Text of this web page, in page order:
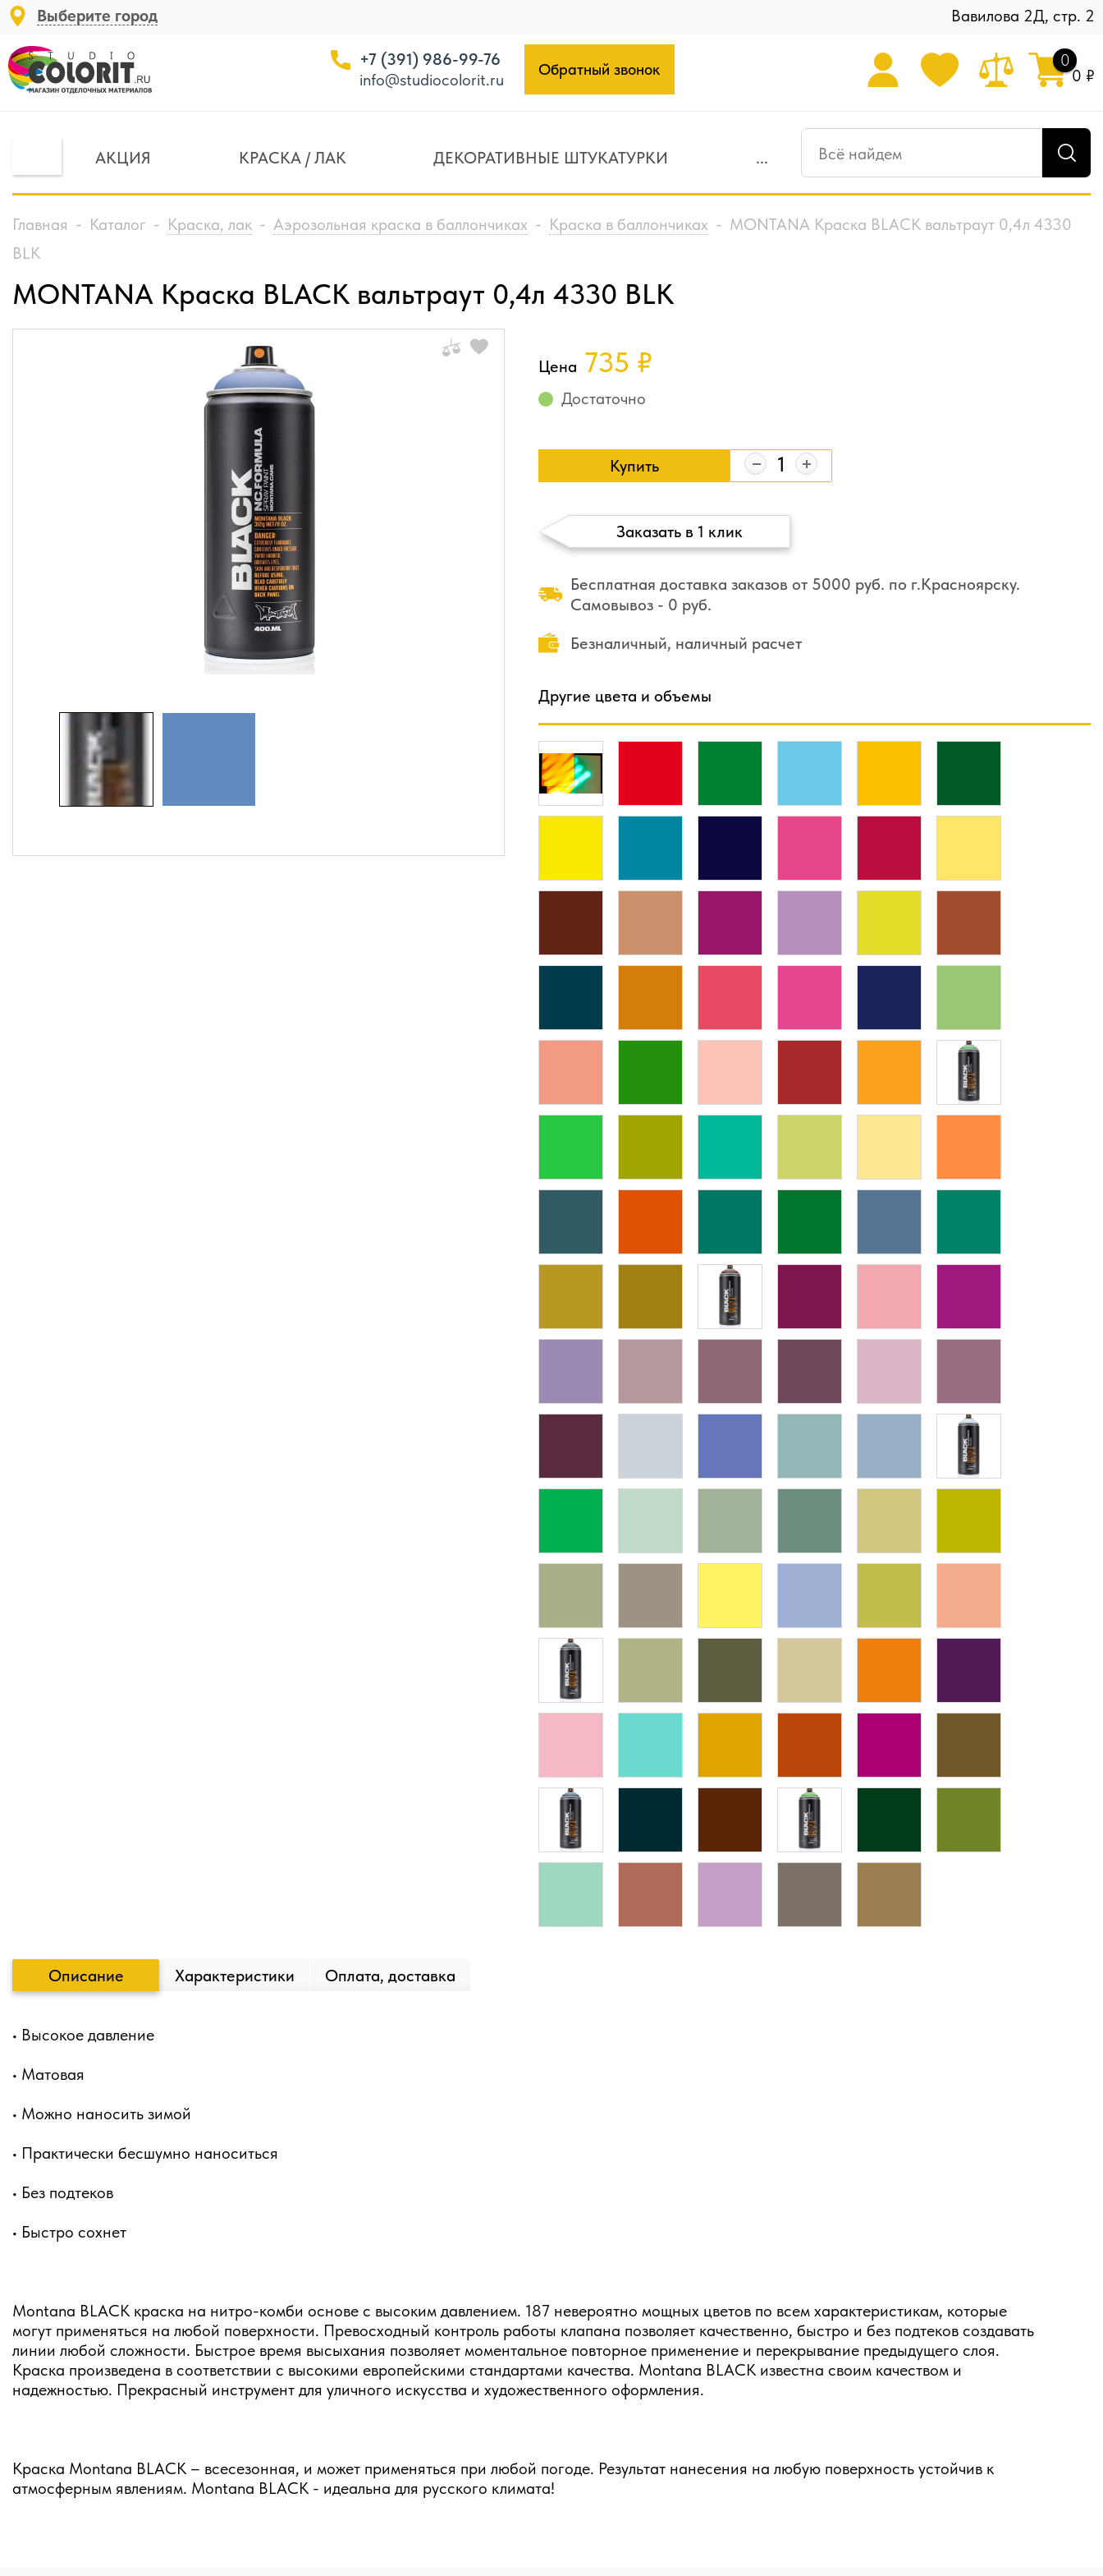
Выберите город Вавилова 2Д, стр. 2
+7 (391) 986-99-76
info@studiocolorit.ru
Обратный звонок 0
0 ₽
АКЦИЯ КРАСКА / ЛАК ДЕКОРАТИВНЫЕ ШТУКАТУРКИ ...
Главная - Каталог - Краска, лак - Аэрозольная краска в баллончиках - Краска в баллончиках - MONTANA Краска BLACK вальтраут 0,4л 4330
BLK
MONTANA Краска BLACK вальтраут 0,4л 4330 BLK
Цена 735 ₽
Достаточно
Купить
Заказать в 1 клик
Бесплатная доставка заказов от 5000 руб. по г.Красноярску.
Самовывоз - 0 руб.
Безналичный, наличный расчет
Другие цвета и объемы
Описание Характеристики Оплата, доставка
• Высокое давление
• Матовая
• Можно наносить зимой
• Практически бесшумно наноситься
• Без подтеков
• Быстро сохнет
Montana BLACK краска на нитро-комби основе с высоким давлением. 187 невероятно мощных цветов по всем характеристикам, которые
могут применяться на любой поверхности. Превосходный контроль работы клапана позволяет качественно, быстро и без подтеков создавать
линии любой сложности. Быстрое время высыхания позволяет моментальное повторное применение и перекрывание предыдущего слоя.
Краска произведена в соответствии с высокими европейскими стандартами качества. Montana BLACK известна своим качеством и
надежностью. Прекрасный инструмент для уличного искусства и художественного оформления.
Краска Montana BLACK – всесезонная, и может применяться при любой погоде. Результат нанесения на любую поверхность устойчив к
атмосферным явлениям. Montana BLACK - идеальна для русского климата!